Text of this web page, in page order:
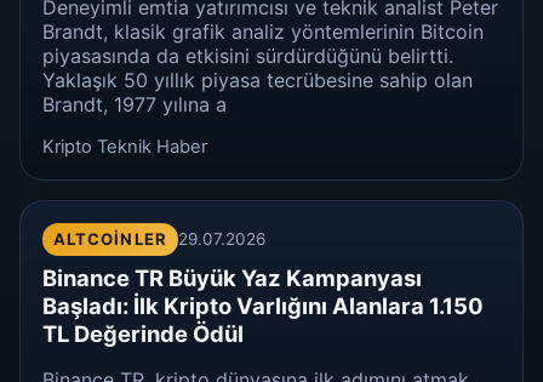
Deneyimli emtia yatırımcısı ve teknik analist Peter
Brandt, klasik grafik analiz yöntemlerinin Bitcoin
piyasasında da etkisini sürdürdüğünü belirtti.
Yaklaşık 50 yıllık piyasa tecrübesine sahip olan
Brandt, 1977 yılına a
Kripto Teknik Haber
ALTCOINLER 29.07.2026
Binance TR Büyük Yaz Kampanyası
Başladı: İlk Kripto Varlığını Alanlara 1.150
TL Değerinde Ödül